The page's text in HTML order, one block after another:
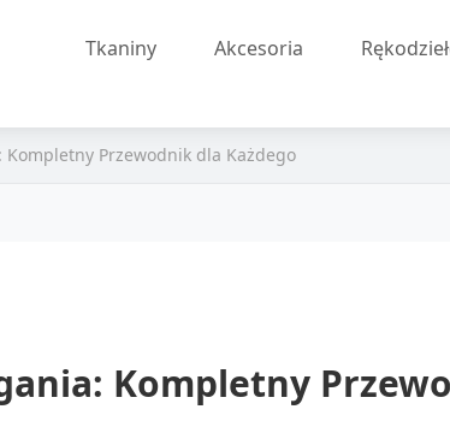
Tkaniny Akcesoria
Przewodnik dla Każdego
Kompletny